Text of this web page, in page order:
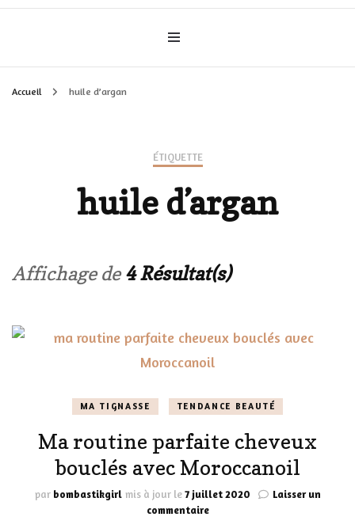
Accueil huile d’argan
ÉTIQUETTE
huile d’argan
Affichage de4 Résultat(s)
MA TIGNASSE TENDANCE BEAUTÉ
Ma routine parfaite cheveux
bouclés avec Moroccanoil
par bombastikgirl mis à jour le7 juillet 2020
Laisser un
commentairesur